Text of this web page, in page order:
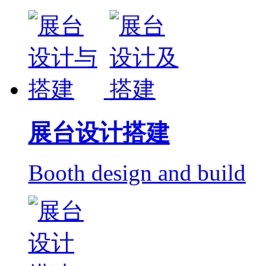
展台设计搭建
Booth design and build